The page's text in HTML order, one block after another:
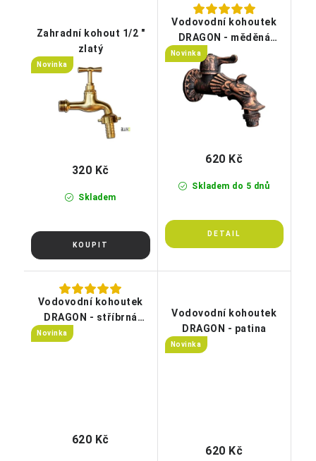
Zahradní kohout 1/2 "
zlatý
Novinka
Skladem
320 Kč
Vodovodní kohoutek
DRAGON - měděná
patina
Novinka
Skladem do 5 dnů
620 Kč
Vodovodní kohoutek
DRAGON - stříbrná
Novinka
620 Kč
Vodovodní kohoutek
DRAGON - patina
Novinka
620 Kč